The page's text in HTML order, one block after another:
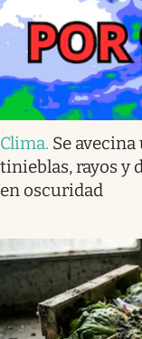
Clima. Se
tinieblas, rayos y
en oscuridad